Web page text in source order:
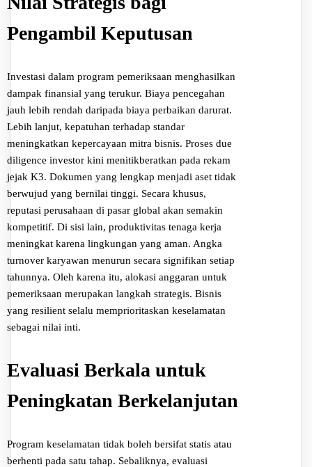
Pengambil Keputusan
Investasi dalam program pemeriksaan menghasilkan
dampak finansial yang terukur. Biaya pencegahan
jauh lebih rendah daripada biaya perbaikan darurat.
Lebih lanjut, kepatuhan terhadap standar
meningkatkan kepercayaan mitra bisnis. Proses due
diligence investor kini menitikberatkan pada rekam
jejak K3. Dokumen yang lengkap menjadi aset tidak
berwujud yang bernilai tinggi. Secara khusus,
reputasi perusahaan di pasar global akan semakin
kompetitif. Di sisi lain, produktivitas tenaga kerja
meningkat karena lingkungan yang aman. Angka
turnover karyawan menurun secara signifikan setiap
tahunnya. Oleh karena itu, alokasi anggaran untuk
pemeriksaan merupakan langkah strategis. Bisnis
yang resilient selalu memprioritaskan keselamatan
sebagai nilai inti.
Evaluasi Berkala untuk
Peningkatan Berkelanjutan
Program keselamatan tidak boleh bersifat statis atau
berhenti pada satu tahap. Sebaliknya, evaluasi